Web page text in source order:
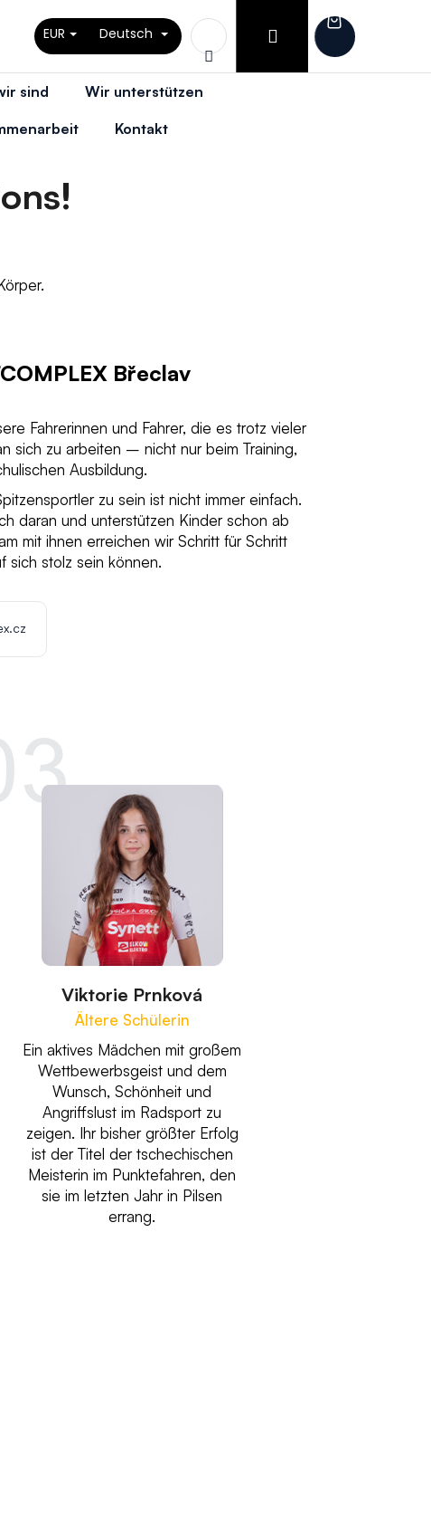
EUR Deutsch
Suchen
Login
Warenkorb
sind Wir unterstützen
Kontakt
Břeclav
Fahrerinnen und Fahrer, die es trotz vieler
sich zu arbeiten – nicht nur beim Training,
Ausbildung.
zu sein ist nicht immer einfach.
daran und unterstützen Kinder schon ab
mit ihnen erreichen wir Schritt für Schritt
sich stolz sein können.
Viktorie Prnková
Ältere Schülerin
Ein aktives Mädchen mit großem
Wettbewerbsgeist und dem
Wunsch, Schönheit und
Angriffslust im Radsport zu
zeigen. Ihr bisher größter Erfolg
ist der Titel der tschechischen
Meisterin im Punktefahren, den
sie im letzten Jahr in Pilsen
errang.